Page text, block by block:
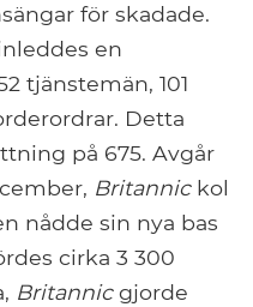
för skadade.
en
tjänstemän, 101
Detta
på 675. Avgår
Britannickol
nådde sin nya bas
cirka 3 300
Britannicgjorde